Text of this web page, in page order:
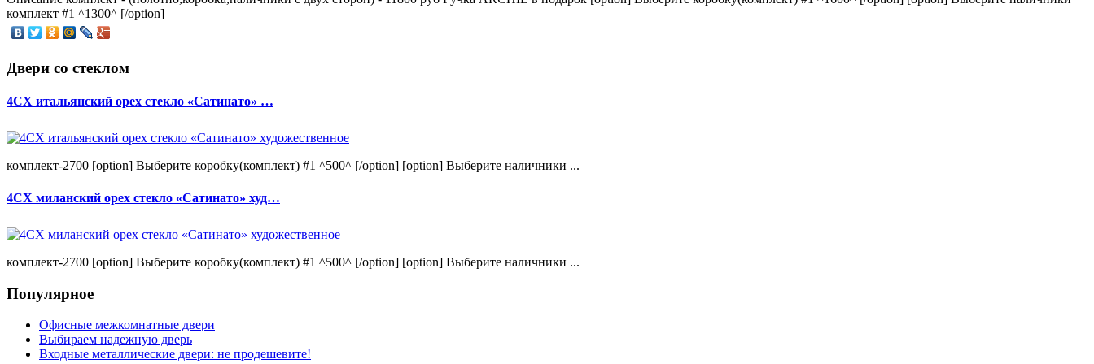
комплект #1 ^1300^ [/option]
Двери со стеклом
4CХ итальянский орех стекло «Сатинато» …
комплект-2700 [option] Выберите коробку(комплект) #1 ^500^ [/option] [option] Выберите наличники ...
4CХ миланский орех стекло «Сатинато» худ…
комплект-2700 [option] Выберите коробку(комплект) #1 ^500^ [/option] [option] Выберите наличники ...
Популярное
Офисные межкомнатные двери
Выбираем надежную дверь
Входные металлические двери: не продешевите!